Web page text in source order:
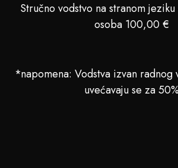
Stručno vodstvo na stranom
osoba 100,00 €
*napomena: Vodstva izvan radnog
uvećavaju se za